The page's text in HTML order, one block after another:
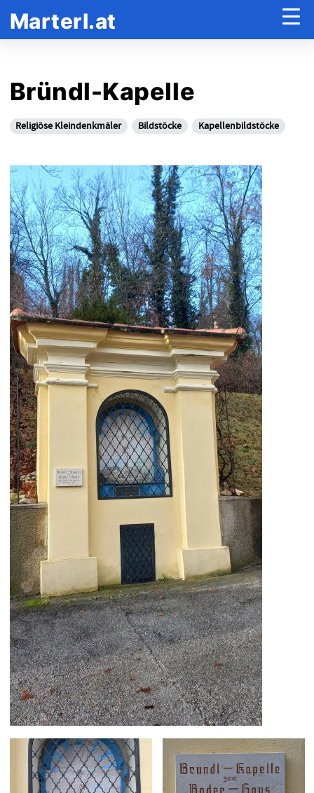
Marterl.at
Bründl-Kapelle
Religiöse Kleindenkmäler Bildstöcke Kapellenbildstöcke